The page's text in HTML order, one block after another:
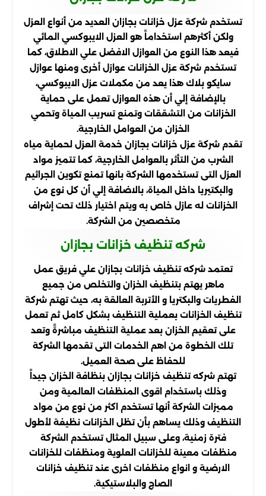
تستخدم شركة عزل خزانات بجازان العديد من أنواع العزل
ولكن أكثرهم استخداماً هو العزل الايبوكسي المائي
فيعد هذا النوع من العوازل الافضل علي الاطلاق، كما
تستخدم شركة عزل الخزانات عوازل أخرى ومنها عوازل
سايكو بلاك هذا يعد من مكملات عزل الايبوكسي،
بالإضافة إلي أن هذه العوازل تعمل على حماية
الخزانات من التشققات وتمنع تسريب المياة وتحمي
الخزان من العوامل الخارجية.
تقدم شركة عزل خزانات بجازان خدمة العزل لحماية مياه
الشرب من التأثر بالعوامل الخارجية، كما تتميز مواد
العزل التى تستخدمها الشركة بانها تمنع تكوين الجراثيم
والبكتيريا داخل المياة، بالاضافة إلي أن كل نوع من
الخزانات له عازل خاص به ويتم اختيار ذلك تحت إشراف
متخصصين من الشركة.
شركه تنظيف خزانات بجازان
تعتمد شركه تنظيف خزانات بجازان علي فريق عمل
ماهر يهتم بتنظيف الخزان والتخلص من جميع
الفطريات والبكتريا و الأتربة العالقة به، حيث تهتم شركة
تنظيف الخزانات بعملية التنظيف بشكل كامل ثم تعمل
على تعقيم الخزان بعد عملية التنظيف مباشرةً وتعد
تلك الخطوة من اهم الخدمات التى تقدمها الشركة
للحفاظ على صحة العميل.
تهتم شركه تنظيف خزانات بجازان بنظافة الخزان جيداً
وذلك باستخدام اقوى المنظفات العالمية ومن
مميزات الشركة أنها تستخدم اكثر من نوع من مواد
التنظيف وذلك يساهم بأن تظل الخزانات نظيفة لأطول
فترة زمنية، وعلى سبيل المثال تستخدم الشركة
منظفات معينة للخزانات العلوية ومنظفات للخزانات
الارضية و انواع منظفات اخرى عند تنظيف خزانات
الصاج والبلاستيكية.